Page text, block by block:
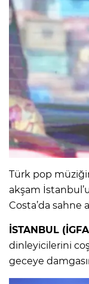
Türk pop
akşam
Costa’da sahne
İSTANBUL
dinleyicilerini
geceye